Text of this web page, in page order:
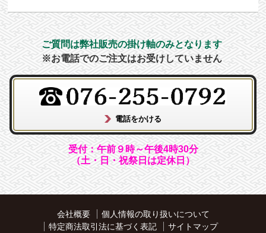
ご質問は弊社販売の掛け軸のみとなります
※お電話でのご注文はお受けしていません
受付：午前９時～午後4時30分
（土・日・祝祭日は定休日）
会社概要
個人情報の取り扱いについて
特定商法取引法に基づく表記
サイトマップ